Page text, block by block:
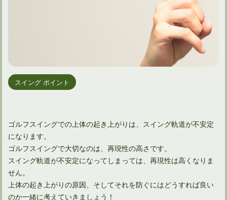
スイング ポイント
ゴルフスイングでの上体の起き上がりは、スイング軌道が不安定
になります。
ゴルフスイングで大切なのは、再現性の高さです。
スイング軌道が不安定になってしまっては、再現性は高くなりま
せん。
上体の起き上がりの原因、そしてそれを防ぐにはどうすれば良い
のか一緒に考えていきましょう！